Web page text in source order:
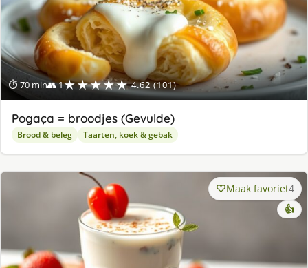
⏱ 70 min👥 1★★★★★ 4.62 (101)
Pogaça = broodjes (Gevulde)
Brood & beleg Taarten, koek & gebak
Maak favoriet4
👍